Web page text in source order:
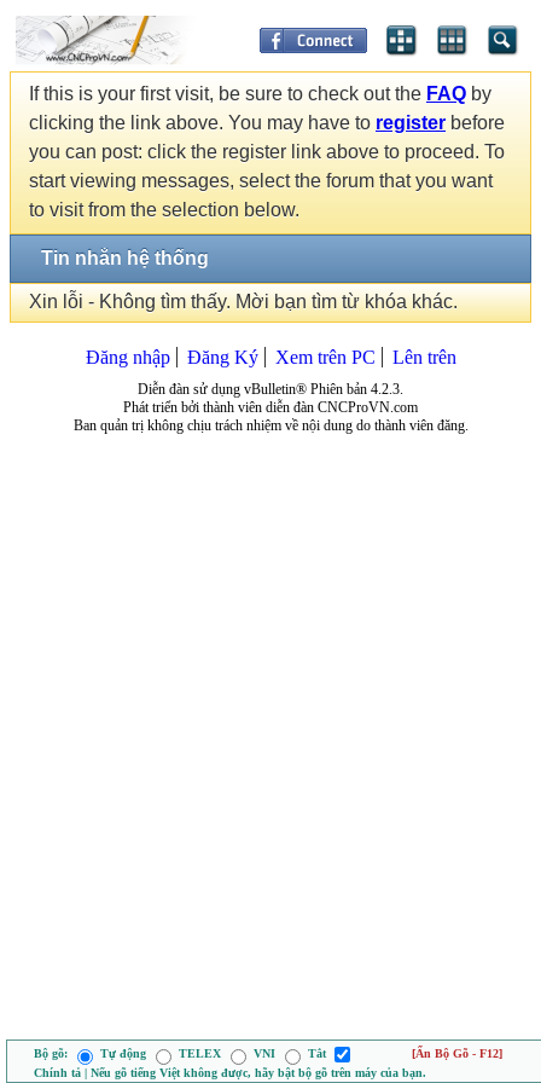
If this is your first visit, be sure to check out the FAQ by
clicking the link above. You may have to register before
you can post: click the register link above to proceed. To
start viewing messages, select the forum that you want
to visit from the selection below.
Tin nhắn hệ thống
Xin lỗi - Không tìm thấy. Mời bạn tìm từ khóa khác.
Đăng nhập Đăng Ký Xem trên PC Lên trên
Diễn đàn sử dụng vBulletin® Phiên bản 4.2.3.
Phát triển bởi thành viên diễn đàn CNCProVN.com
Ban quản trị không chịu trách nhiệm về nội dung do thành viên đăng.
Bộ gõ: Tự động TELEX VNI Tắt
[Ẩn Bộ Gõ - F12]
Chính tả | Nếu gõ tiếng Việt không được, hãy bật bộ gõ trên máy của bạn.